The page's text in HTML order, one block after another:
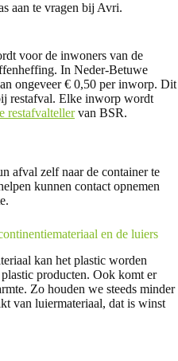
aan te vragen bij Avri.
voor de inwoners van de
In Neder-Betuwe
ongeveer € 0,50 per inworp. Dit
restafval. Elke inworp wordt
restafvaltellervan BSR.
afval zelf naar de container te
kunnen contact opnemen
en de luiers
kan het plastic worden
producten. Ook komt er
Zo houden we steeds minder
van luiermateriaal, dat is winst